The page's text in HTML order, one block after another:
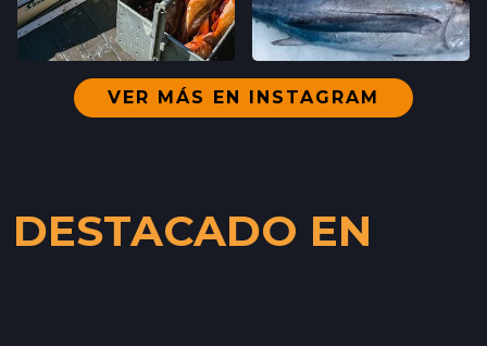
VER MÁS EN INSTAGRAM
DESTACADO EN